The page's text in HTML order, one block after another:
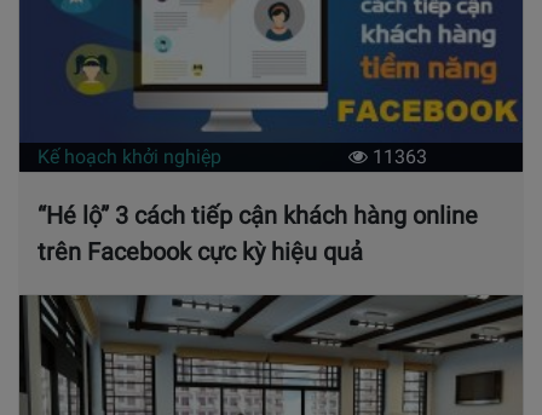
Kế hoạch khởi nghiệp 11363
“Hé lộ” 3 cách tiếp cận khách hàng online
trên Facebook cực kỳ hiệu quả